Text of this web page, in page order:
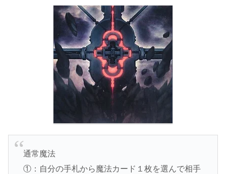
通常魔法
①：自分の手札から魔法カード１枚を選んで相手